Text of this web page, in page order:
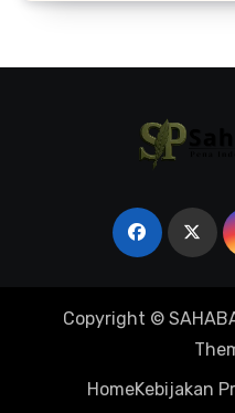
Copyright ©
HomeKebijakan